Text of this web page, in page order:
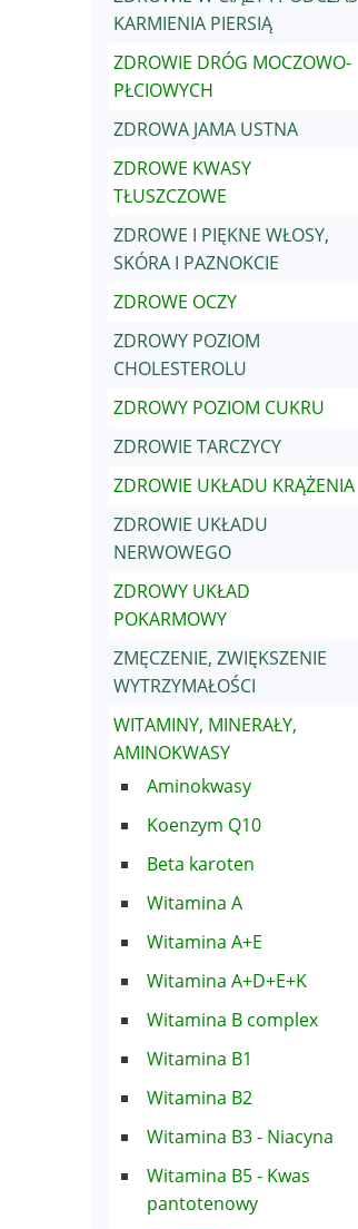
KARMIENIA PIERSIĄ
ZDROWIE DRÓG MOCZOWO-
PŁCIOWYCH
ZDROWA JAMA USTNA
ZDROWE KWASY
TŁUSZCZOWE
ZDROWE I PIĘKNE WŁOSY,
SKÓRA I PAZNOKCIE
ZDROWE OCZY
ZDROWY POZIOM
CHOLESTEROLU
ZDROWY POZIOM CUKRU
ZDROWIE TARCZYCY
ZDROWIE UKŁADU KRĄŻENIA
ZDROWIE UKŁADU
NERWOWEGO
ZDROWY UKŁAD
POKARMOWY
ZMĘCZENIE, ZWIĘKSZENIE
WYTRZYMAŁOŚCI
WITAMINY, MINERAŁY,
AMINOKWASY
Aminokwasy
Koenzym Q10
Beta karoten
Witamina A
Witamina A+E
Witamina A+D+E+K
Witamina B complex
Witamina B1
Witamina B2
Witamina B3 - Niacyna
Witamina B5 - Kwas
pantotenowy